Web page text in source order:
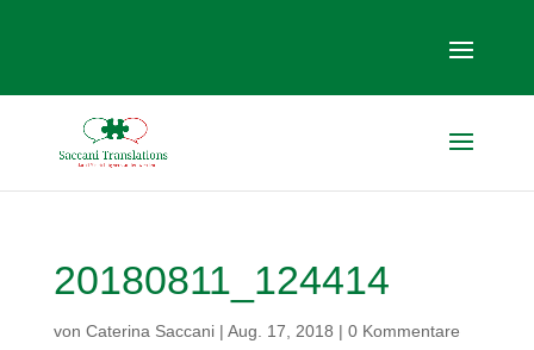
20180811_124414
von Caterina Saccani| Aug. 17, 2018 | 0 Kommentare